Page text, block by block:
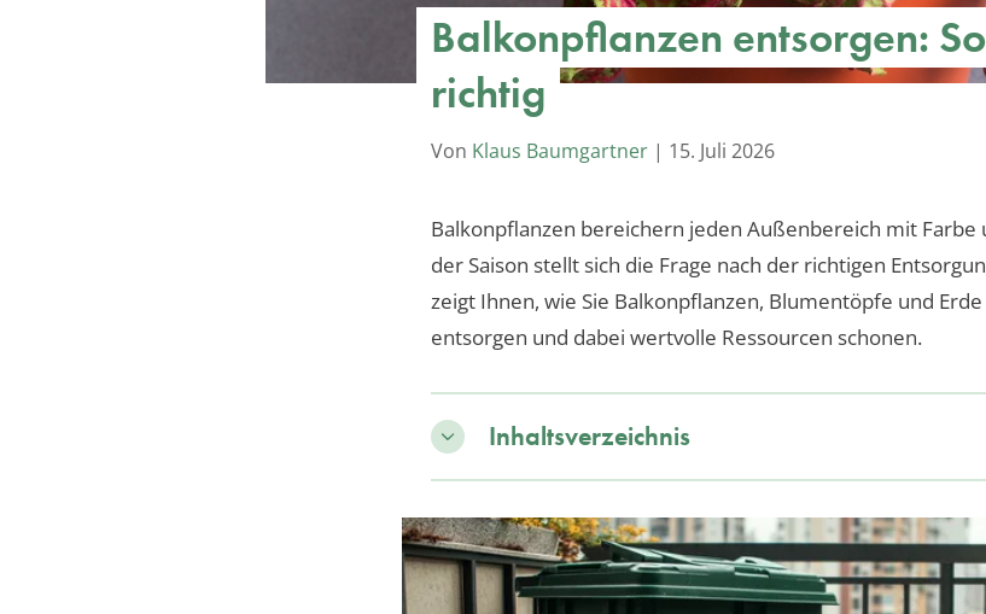
Balkonpflanzen entsorgen: So
richtig
Von Klaus Baumgartner | 15. Juli 2026
Balkonpflanzen bereichern jeden Außenbereich mit Farbe
der Saison stellt sich die Frage nach der richtigen
zeigt Ihnen, wie Sie Balkonpflanzen, Blumentöpfe und
entsorgen und dabei wertvolle Ressourcen schonen.
Inhaltsverzeichnis